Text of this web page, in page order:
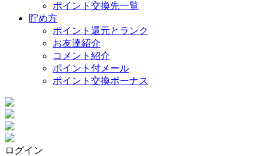
ポイント交換先一覧
貯め方
ポイント還元とランク
お友達紹介
コメント紹介
ポイント付メール
ポイント交換ボーナス
ログイン